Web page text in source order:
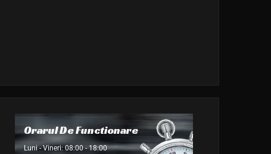
Orarul De Functionare
Luni - Vineri: 08:00 - 18:00